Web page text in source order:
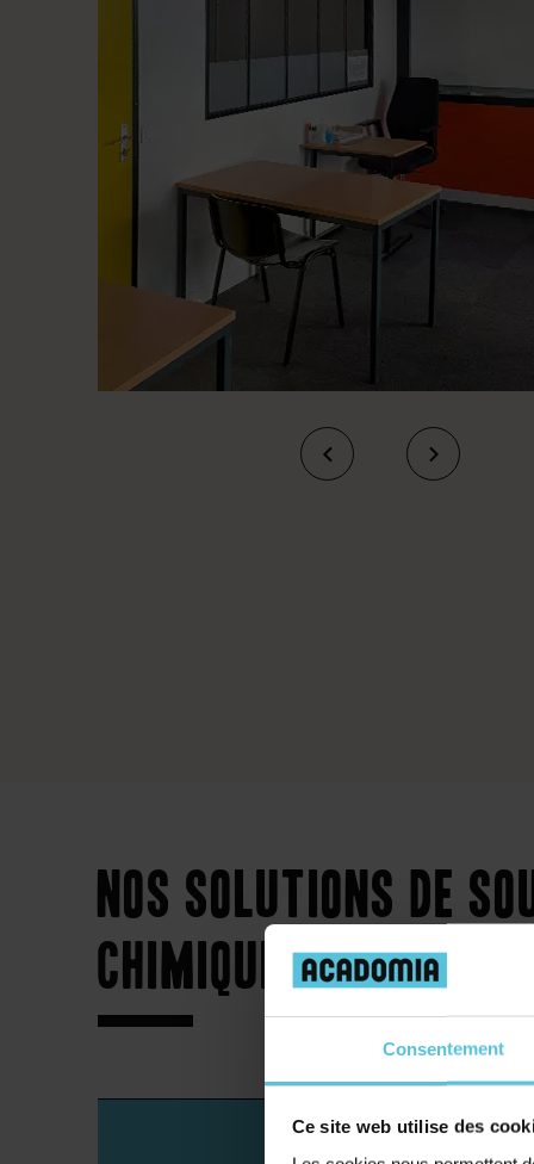
Consentement
Ce site web utilise des
Nos solutions de
chimiques quel que